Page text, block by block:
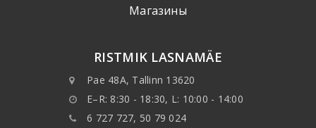
Mагазины
RISTMIK LASNAMÄE
Pae 48A, Tallinn 13620
E–R: 8:30 - 18:30, L: 10:00 - 14:00
6 727 727, 50 79 024